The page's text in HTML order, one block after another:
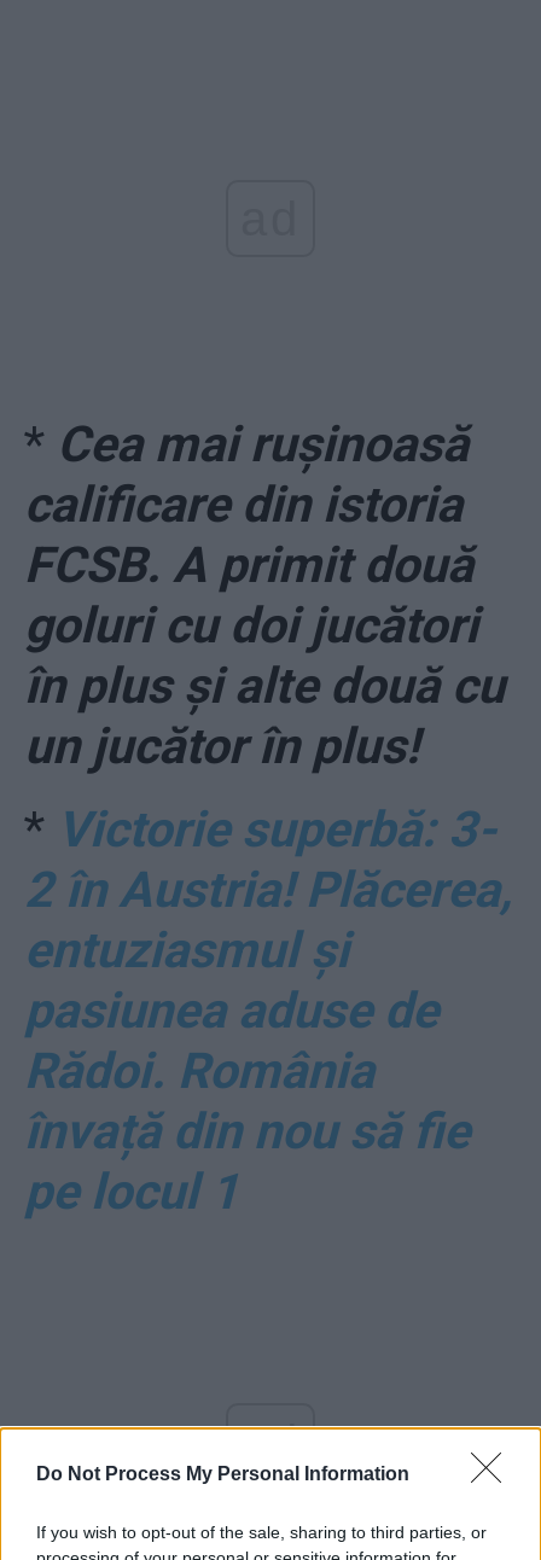
Do Not Process My Personal Information
If you wish to opt-out of the sale, sharing to third parties, or
* Cea mai rușinoasă
calificare din istoria
FCSB. A primit două
goluri cu doi jucători
în plus și alte două cu
un jucător în plus!
* Victorie superbă: 3-
2 în Austria! Plăcerea,
entuziasmul și
pasiunea aduse de
Rădoi. România
învață din nou să fie
pe locul 1
ad